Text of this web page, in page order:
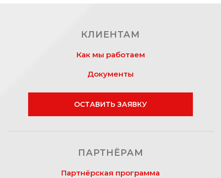
КЛИЕНТАМ
Как мы работаем
Документы
ОСТАВИТЬ ЗАЯВКУ
ПАРТНЁРАМ
Партнёрская программа